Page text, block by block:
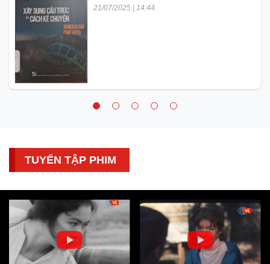
21/07/2025 | 14:44
TUYỂN TẬP PHIM